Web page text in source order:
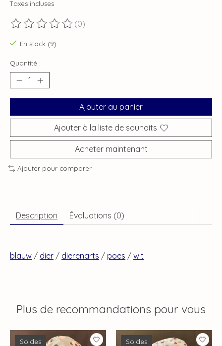
Taxes incluses
Ce produit est évalué à
(0)
En stock (9)
Quantité :
Ajouter au panier
Ajouter à la liste de souhaits
Acheter maintenant
Ajouter pour comparer
Description Évaluations (0)
blauw / dier / dierenarts / poes / wit
Plus de recommandations pour vous
Articles du carrousel de produits
Soldes Soldes